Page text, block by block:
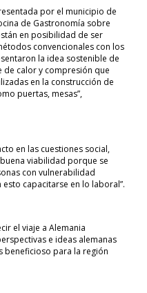
por el municipio de
de Gastronomía sobre
en posibilidad de ser
convencionales con los
la idea sostenible de
de calor y compresión que
en la construcción de
puertas, mesas”,
en las cuestiones social,
viabilidad porque se
con vulnerabilidad
capacitarse en lo laboral”.
el viaje a Alemania
e ideas alemanas
beneficioso para la región